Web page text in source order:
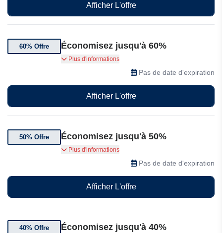
Afficher L'offre
60% Offre Économisez jusqu'à 60%
Bénéficiez de 60% de réduction pour 40 licences
Plus d'informations
Pas de date d'expiration
Afficher L'offre
50% Offre Économisez jusqu'à 50%
Bénéficiez de 50% de réduction pour 21 à 40
Plus d'informations
Pas de date d'expiration
Afficher L'offre
40% Offre Économisez jusqu'à 40%